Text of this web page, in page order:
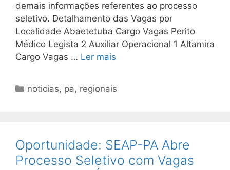
demais informações referentes ao processo
seletivo. Detalhamento das Vagas por
Localidade Abaetetuba Cargo Vagas Perito
Médico Legista 2 Auxiliar Operacional 1 Altamira
Cargo Vagas … Ler mais
Categorias
noticias, pa, regionais
Oportunidade: SEAP-PA Abre
Processo Seletivo com Vagas